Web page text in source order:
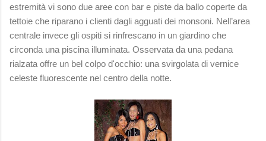
estremità vi sono due aree con bar e piste da ballo coperte da
tettoie che riparano i clienti dagli agguati dei monsoni. Nell’area
centrale invece gli ospiti si rinfrescano in un giardino che
circonda una piscina illuminata. Osservata da una pedana
rialzata offre un bel colpo d'occhio: una svirgolata di vernice
celeste fluorescente nel centro della notte.